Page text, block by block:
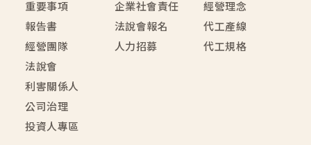
重要事項
報告書
經營團隊
法說會
利害關係人
公司治理
投資人專區
企業社會責任
法說會報名
人力招募
經營理念
代工產線
代工規格